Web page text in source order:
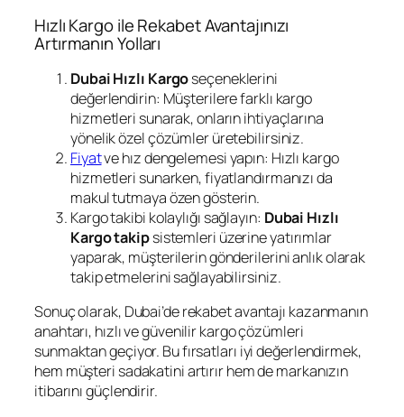
Hızlı Kargo ile Rekabet Avantajınızı
Artırmanın Yolları
Dubai Hızlı Kargoseçeneklerini
değerlendirin: Müşterilere farklı kargo
hizmetleri sunarak, onların ihtiyaçlarına
yönelik özel çözümler üretebilirsiniz.
Fiyatve hız dengelemesi yapın: Hızlı kargo
hizmetleri sunarken, fiyatlandırmanızı da
makul tutmaya özen gösterin.
Kargo takibi kolaylığı sağlayın: Dubai Hızlı
Kargo takipsistemleri üzerine yatırımlar
yaparak, müşterilerin gönderilerini anlık olarak
takip etmelerini sağlayabilirsiniz.
Sonuç olarak, Dubai’de rekabet avantajı kazanmanın
anahtarı, hızlı ve güvenilir kargo çözümleri
sunmaktan geçiyor. Bu fırsatları iyi değerlendirmek,
hem müşteri sadakatini artırır hem de markanızın
itibarını güçlendirir.